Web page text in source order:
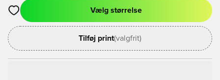
Åbner en Modal til at logge ind eller tilmelde dig som medlem
Vælg størrelse
Tilføj print(valgfrit)